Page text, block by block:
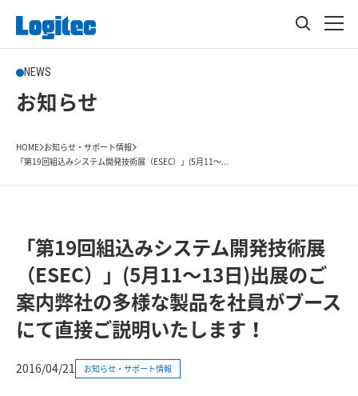
NEWS
お知らせ
HOME お知らせ・サポート情報
「第19回組込みシステム開発技術展（ESEC）」(5月11～...
「第19回組込みシステム開発技術展
（ESEC）」(5月11～13日)出展のご
案内弊社の多様な製品を社員がブース
にて直接ご説明いたします！
2016/04/21 お知らせ・サポート情報